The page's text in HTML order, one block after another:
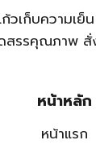
วเก็บความเย็
สรรคุณภาพ สั่
หน้าหลัก
หน้าแรก